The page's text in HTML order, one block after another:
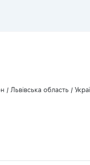
/ Львівська область /